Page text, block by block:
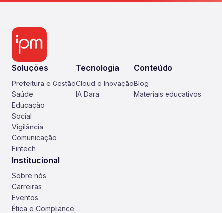
Soluções
Prefeitura e Gestão
Saúde
Educação
Social
Vigilância
Comunicação
Fintech
Tecnologia
Cloud e Inovação
IA Dara
Conteúdo
Blog
Materiais educativos
Institucional
Sobre nós
Carreiras
Eventos
Ética e Compliance